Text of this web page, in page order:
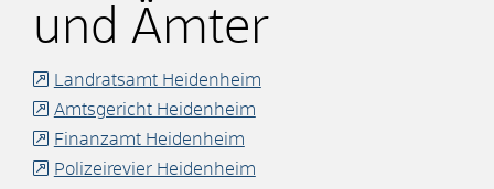
und Ämter
Landratsamt Heidenheim
Amtsgericht Heidenheim
Finanzamt Heidenheim
Polizeirevier Heidenheim